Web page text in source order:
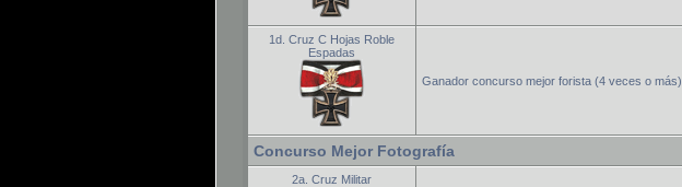
1d. Cruz C Hojas Roble
Espadas
Ganador concurso mejor forista (4 veces o más)
Concurso Mejor Fotografía
2a. Cruz Militar